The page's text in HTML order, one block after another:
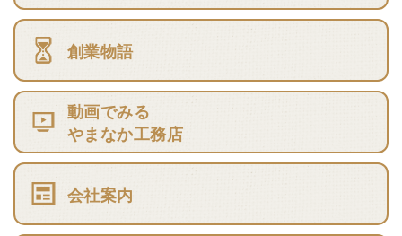
創業物語
動画でみる
やまなか工務店
会社案内